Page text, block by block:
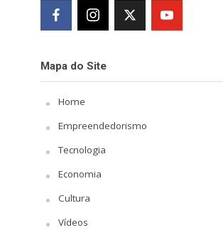
Mapa do Site
Home
Empreendedorismo
Tecnologia
Economia
Cultura
Vídeos